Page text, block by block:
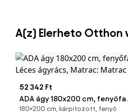
A(z) Elerheto
52 342 Ft
ADA ágy 180x200 cm, fenyőfa
Léces ágyrács, Matrac:
180×200 cm, kárpitozott, fenyő